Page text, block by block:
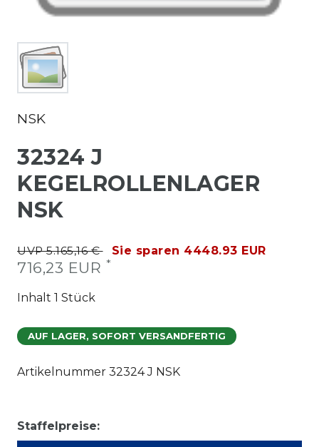
NSK
32324 J
KEGELROLLENLAGER
NSK
UVP 5.165,16 € Sie sparen 4448.93 EUR
716,23 EUR *
Inhalt 1 Stück
AUF LAGER, SOFORT VERSANDFERTIG
Artikelnummer 32324 J NSK
Staffelpreise: